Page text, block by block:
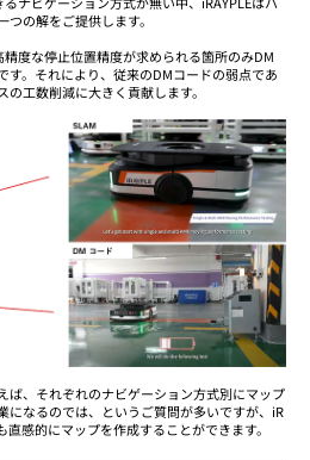
の解をご提供します。
度な停止位置精度が求められる箇所のみDM
す。それにより、従来のDMコードの弱点であ
工数削減に大きく貢献します。
ば、それぞれのナビゲーション方式別にマップ
になるのでは、というご質問が多いですが、iR
感的にマップを作成することができます。